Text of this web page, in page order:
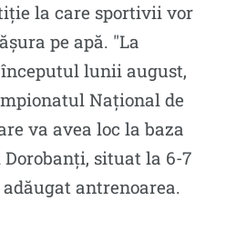
la care sportivii vor
pe apă. ″La
lunii august,
Național de
va avea loc la baza
situat la 6-7
antrenoarea.